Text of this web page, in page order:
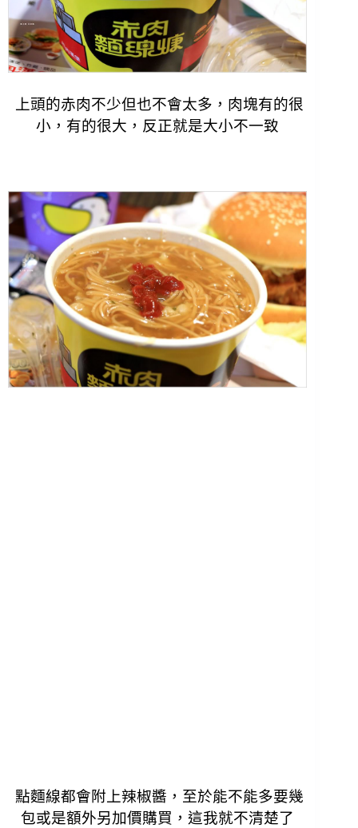
上頭的赤肉不少但也不會太多，肉塊有的很
小，有的很大，反正就是大小不一致
點麵線都會附上辣椒醬，至於能不能多要幾
包或是額外另加價購買，這我就不清楚了